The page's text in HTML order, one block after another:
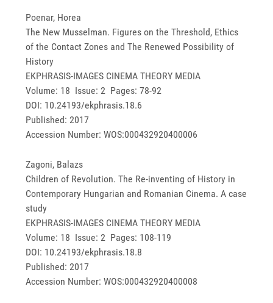
Poenar, Horea
The New Musselman. Figures on the Threshold, Ethics
of the Contact Zones and The Renewed Possibility of
History
EKPHRASIS-IMAGES CINEMA THEORY MEDIA
Volume: 18 Issue: 2 Pages: 78-92
DOI: 10.24193/ekphrasis.18.6
Published: 2017
Accession Number: WOS:000432920400006
Zagoni, Balazs
Children of Revolution. The Re-inventing of History in
Contemporary Hungarian and Romanian Cinema. A case
study
EKPHRASIS-IMAGES CINEMA THEORY MEDIA
Volume: 18 Issue: 2 Pages: 108-119
DOI: 10.24193/ekphrasis.18.8
Published: 2017
Accession Number: WOS:000432920400008